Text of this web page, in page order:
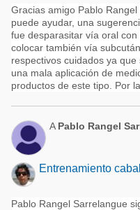
Balanceados - Piensos
Lechería
Gracias amigo Pablo
puede ayudar, una
fue desparasitar vía oral
colocar también vía
respectivos cuidados ya
una mala aplicación de
productos de este tipo. Por la
A Pablo Rangel
Entrenamiento
Pablo Rangel Sarrelangue